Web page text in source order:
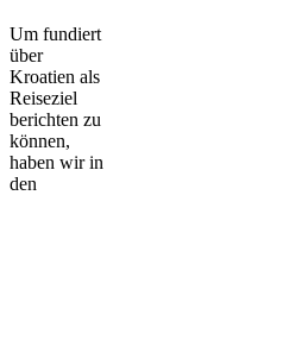
Um fundiert
über
Kroatien als
Reiseziel
berichten zu
können,
haben wir in
den